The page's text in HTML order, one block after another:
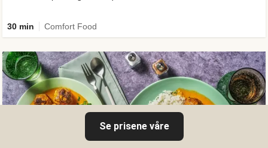
30 min Comfort Food
Se prisene våre